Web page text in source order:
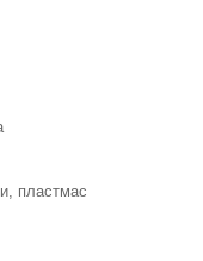
пластмас